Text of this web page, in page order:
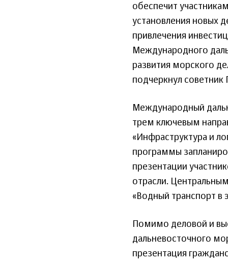
обеспечит
установления новых
привлечения
Международного
развития морского
подчеркнул
Международный
трем ключевым
«Инфраструктура и
программы
презентации
отрасли.
«Водный транспорт в
Помимо деловой и
дальневосточного
презентация